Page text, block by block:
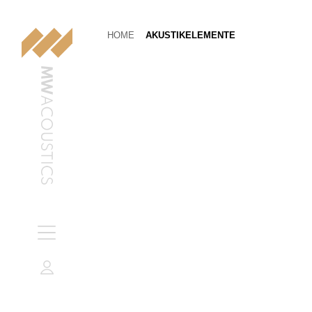
HOME AKUSTIKELEMENTE